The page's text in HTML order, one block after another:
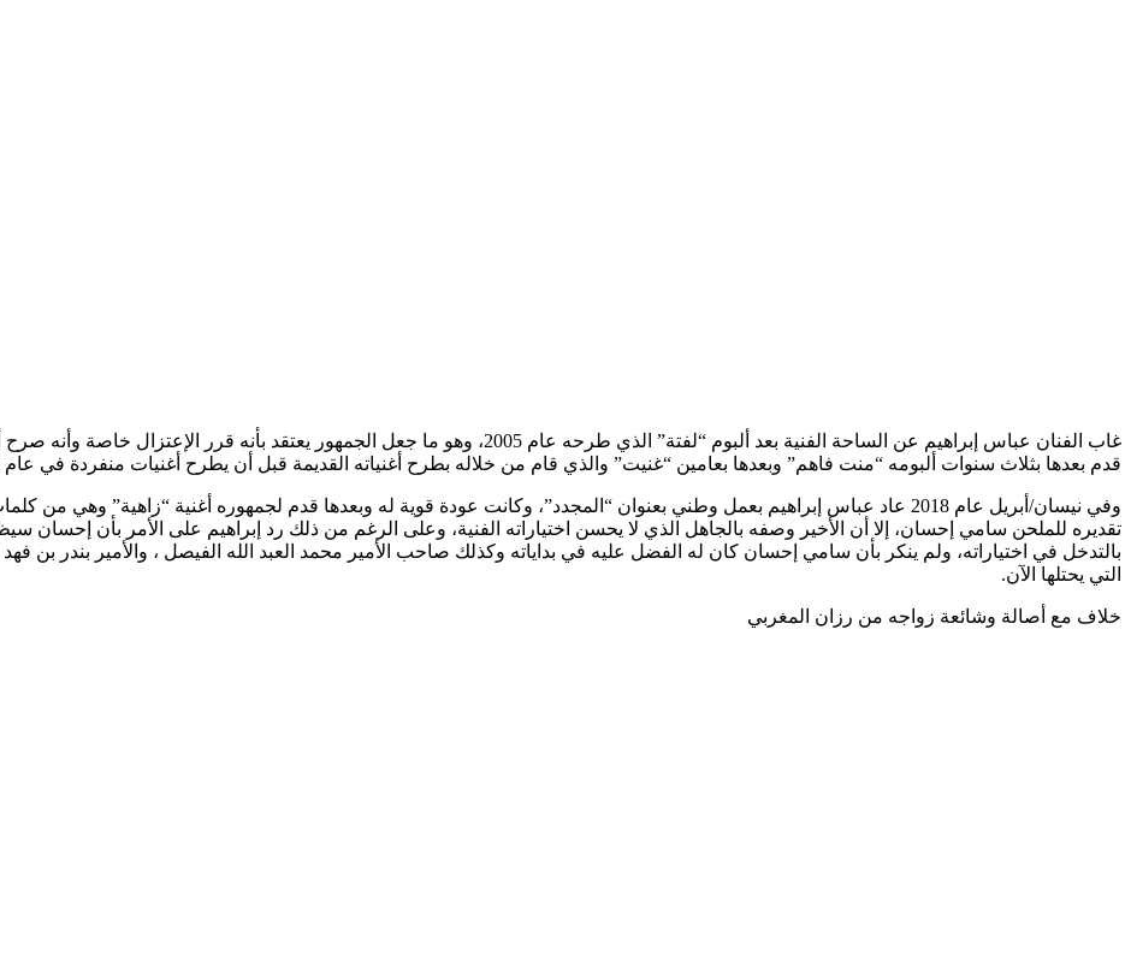
غاب الفنان عباس إبراهيم عن الساحة الفنية بعد ألبوم “لفتة” الذي طرحه عام 2005، وهو ما جعل الجمهور
قدم بعدها بثلاث سنوات ألبومه “منت فاهم” وبعدها بعامين “غنيت” والذي قام من خلاله بطرح أغنياته القديمة قبل أن يطرح أغنيات منفردة في عام 2012 وابتعد بعدها عن الساحة الفنية.
وفي نيسان/أبريل عام 2018 عاد عباس إبراهيم بعمل وطني بعنوان “المجدد”، وكانت عودة قوية له وبعدها قدم لجمهوره أغنية “زاهية”
تقديره للملحن سامي إحسان، إلا أن الأخير وصفه بالجاهل الذي لا يحسن اختياراته الفنية، وعلى الرغم من ذلك رد إبراهيم على الأمر بأن إحسان
بالتدخل في اختياراته، ولم ينكر بأن سامي إحسان كان له الفضل عليه في بداياته وكذلك صاحب الأمير محمد العبد الله الفيصل ، والأمير بندر
التي يحتلها الآن.
خلاف مع ​أصالة​ وشائعة زواجه من ​رزان المغربي​